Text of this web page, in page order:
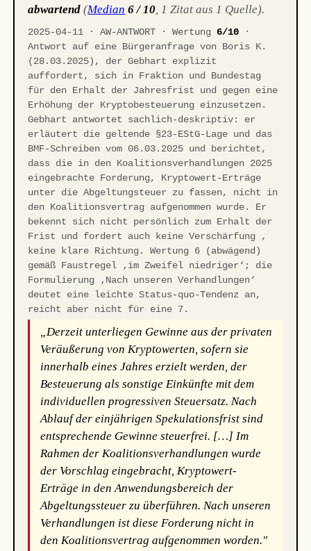
abwartend (Median 6 / 10, 1 Zitat aus 1 Quelle).
2025-04-11 · AW-ANTWORT · Wertung6/10 ·
Antwort auf eine Bürgeranfrage von Boris K.
(28.03.2025), der Gebhart explizit
auffordert, sich in Fraktion und Bundestag
für den Erhalt der Jahresfrist und gegen eine
Erhöhung der Kryptobesteuerung einzusetzen.
Gebhart antwortet sachlich-deskriptiv: er
erläutert die geltende §23-EStG-Lage und das
BMF-Schreiben vom 06.03.2025 und berichtet,
dass die in den Koalitionsverhandlungen 2025
eingebrachte Forderung, Kryptowert-Erträge
unter die Abgeltungsteuer zu fassen, nicht in
den Koalitionsvertrag aufgenommen wurde. Er
bekennt sich nicht persönlich zum Erhalt der
Frist und fordert auch keine Verschärfung ,
keine klare Richtung. Wertung 6 (abwägend)
gemäß Faustregel ‚im Zweifel niedriger‘; die
Formulierung ‚Nach unseren Verhandlungen‘
deutet eine leichte Status-quo-Tendenz an,
reicht aber nicht für eine 7.
„Derzeit unterliegen Gewinne aus der privaten
Veräußerung von Kryptowerten, sofern sie
innerhalb eines Jahres erzielt werden, der
Besteuerung als sonstige Einkünfte mit dem
individuellen progressiven Steuersatz. Nach
Ablauf der einjährigen Spekulationsfrist sind
entsprechende Gewinne steuerfrei. […] Im
Rahmen der Koalitionsverhandlungen wurde
der Vorschlag eingebracht, Kryptowert-
Erträge in den Anwendungsbereich der
Abgeltungssteuer zu überführen. Nach unseren
Verhandlungen ist diese Forderung nicht in
den Koalitionsvertrag aufgenommen worden."